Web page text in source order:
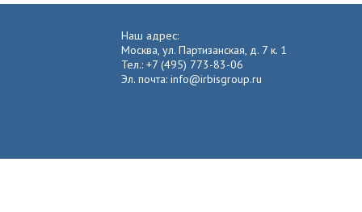
Наш адрес:
Москва, ул. Партизанская, д. 7 к. 1
Тел.: +7 (495) 773-83-06
Эл. почта: info@irbisgroup.ru